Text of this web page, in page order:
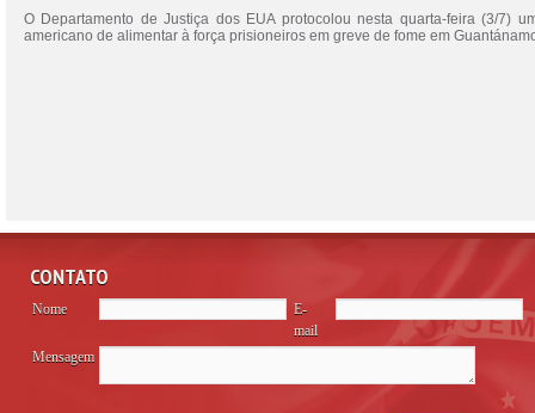
O Departamento de Justiça dos EUA protocolou nesta quarta-feira (3/7)
americano de alimentar à força prisioneiros em greve de fome em
CONTATO
Nome
E-
mail
Mensagem